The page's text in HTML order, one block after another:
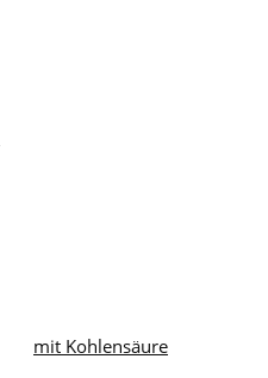
mit Kohlensäure